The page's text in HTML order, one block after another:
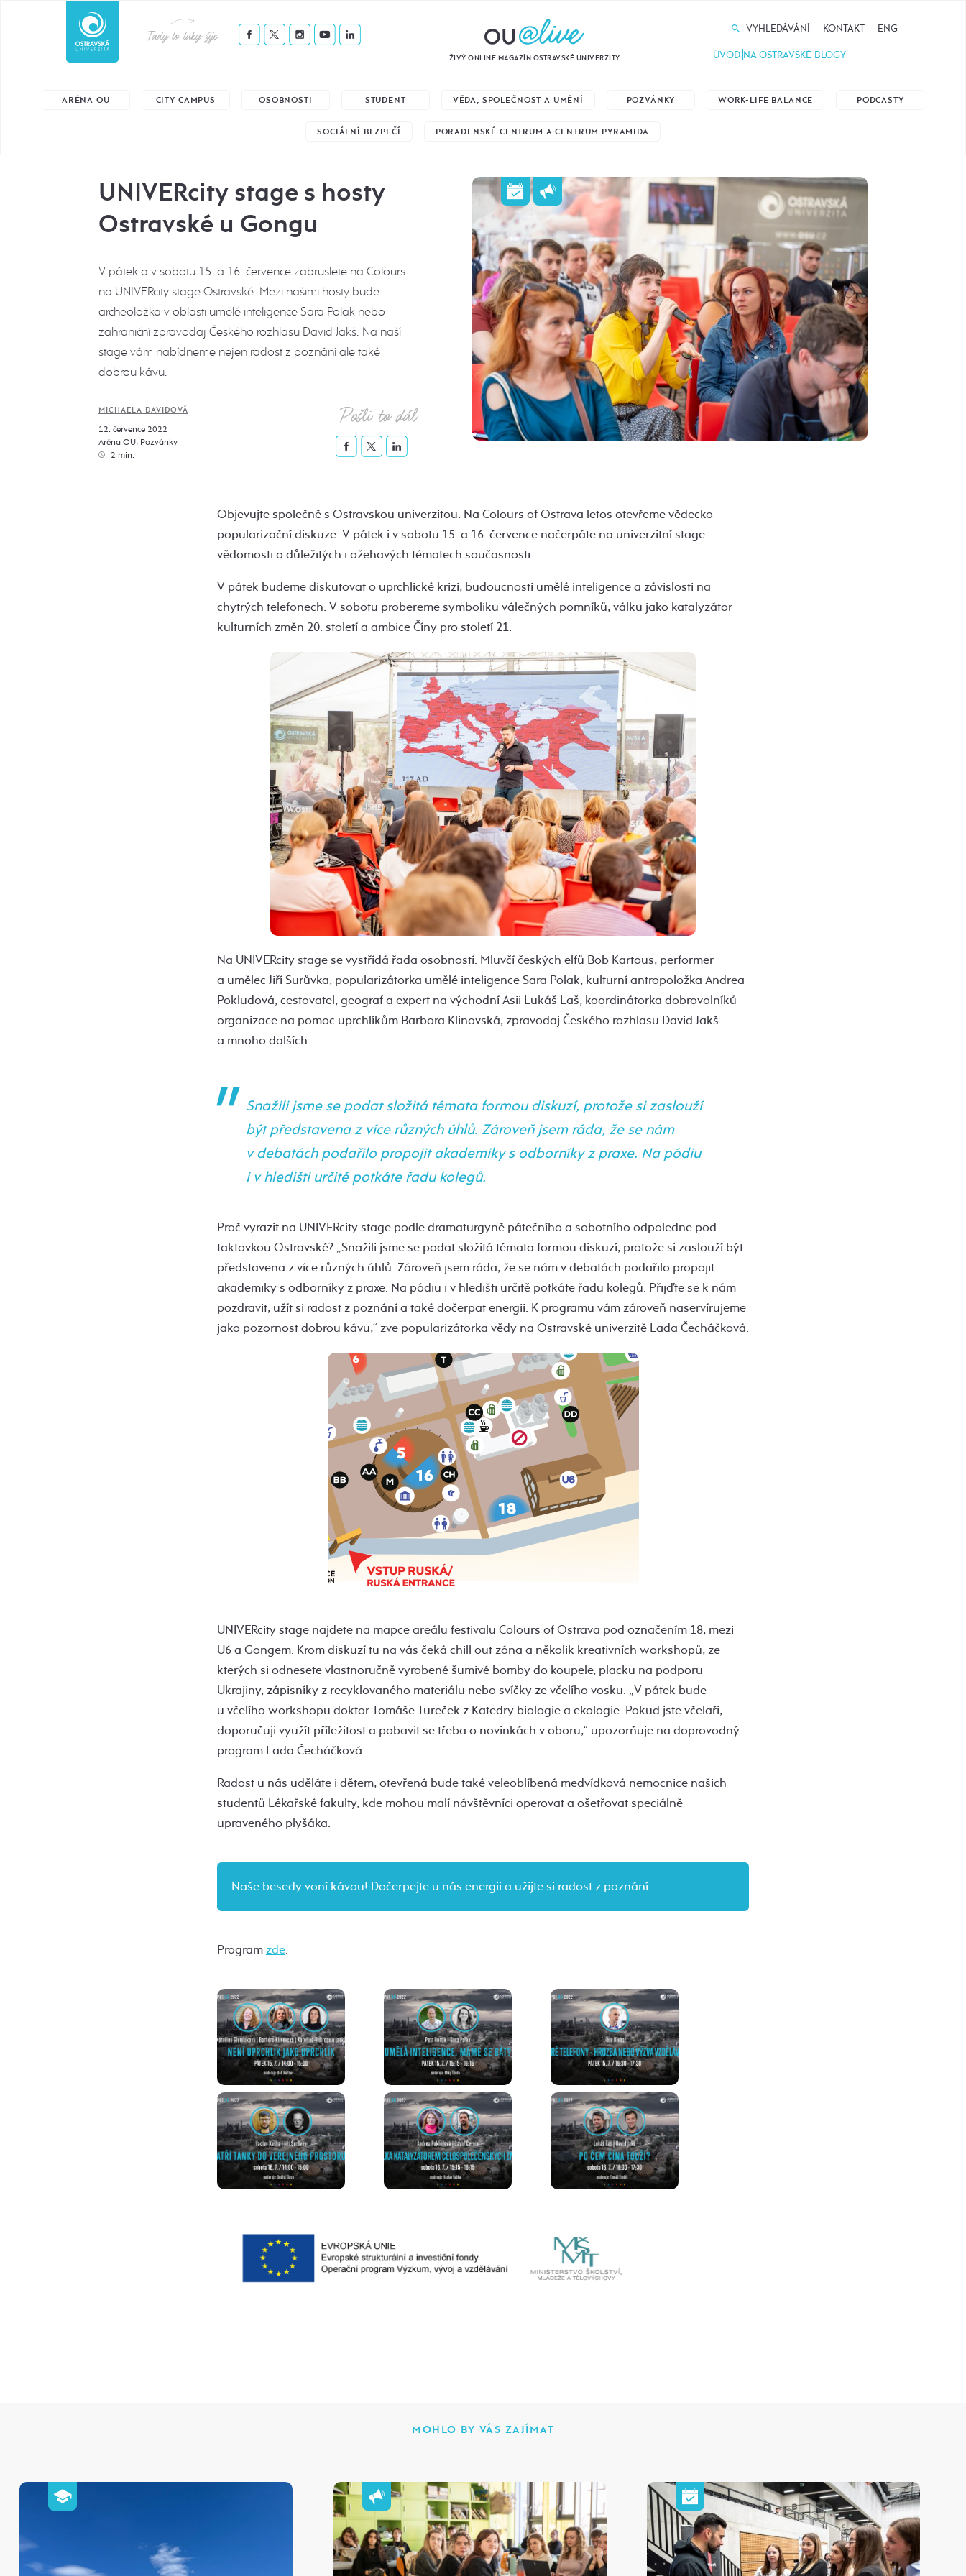
Tady to taky žije
ŽIVÝ ONLINE MAGAZÍN OSTRAVSKÉ UNIVERZITY
VYHLEDÁVÁNÍ KONTAKT ENG
ÚVOD NA OSTRAVSKÉ BLOGY
ARÉNA OU CITY CAMPUS OSOBNOSTI STUDENT VĚDA, SPOLEČNOST A UMĚNÍ POZVÁNKY WORK-LIFE BALANCE PODCASTY
SOCIÁLNÍ BEZPEČÍ PORADENSKÉ CENTRUM A CENTRUM PYRAMIDA
UNIVERcity stage s hosty
Ostravské u Gongu
V pátek a v sobotu 15. a 16. července zabruslete na Colours
na UNIVERcity stage Ostravské. Mezi našimi hosty bude
archeoložka v oblasti umělé inteligence Sara Polak nebo
zahraniční zpravodaj Českého rozhlasu David Jakš. Na naší
stage vám nabídneme nejen radost z poznání ale také
dobrou kávu.
MICHAELA DAVIDOVÁ
12. července 2022
Aréna OU, Pozvánky
2 min.
Pošli to dál
Objevujte společně s Ostravskou univerzitou. Na Colours of Ostrava letos otevřeme vědecko-
popularizační diskuze. V pátek i v sobotu 15. a 16. července načerpáte na univerzitní stage
vědomosti o důležitých i ožehavých tématech současnosti.
V pátek budeme diskutovat o uprchlické krizi, budoucnosti umělé inteligence a závislosti na
chytrých telefonech. V sobotu probereme symboliku válečných pomníků, válku jako katalyzátor
kulturních změn 20. století a ambice Číny pro století 21.
Na UNIVERcity stage se vystřídá řada osobností. Mluvčí českých elfů Bob Kartous, performer
a umělec Jiří Surůvka, popularizátorka umělé inteligence Sara Polak, kulturní antropoložka Andrea
Pokludová, cestovatel, geograf a expert na východní Asii Lukáš Laš, koordinátorka dobrovolníků
organizace na pomoc uprchlíkům Barbora Klinovská, zpravodaj Českého rozhlasu David Jakš
a mnoho dalších.
Snažili jsme se podat složitá témata formou diskuzí, protože si zaslouží
být představena z více různých úhlů. Zároveň jsem ráda, že se nám
v debatách podařilo propojit akademiky s odborníky z praxe. Na pódiu
i v hledišti určitě potkáte řadu kolegů.
Proč vyrazit na UNIVERcity stage podle dramaturgyně pátečního a sobotního odpoledne pod
taktovkou Ostravské? „Snažili jsme se podat složitá témata formou diskuzí, protože si zaslouží být
představena z více různých úhlů. Zároveň jsem ráda, že se nám v debatách podařilo propojit
akademiky s odborníky z praxe. Na pódiu i v hledišti určitě potkáte řadu kolegů. Přijďte se k nám
pozdravit, užít si radost z poznání a také dočerpat energii. K programu vám zároveň naservírujeme
jako pozornost dobrou kávu,“ zve popularizátorka vědy na Ostravské univerzitě Lada Čecháčková.
UNIVERcity stage najdete na mapce areálu festivalu Colours of Ostrava pod označením 18, mezi
U6 a Gongem. Krom diskuzí tu na vás čeká chill out zóna a několik kreativních workshopů, ze
kterých si odnesete vlastnoručně vyrobené šumivé bomby do koupele, placku na podporu
Ukrajiny, zápisníky z recyklovaného materiálu nebo svíčky ze včelího vosku. „V pátek bude
u včelího workshopu doktor Tomáše Tureček z Katedry biologie a ekologie. Pokud jste včelaři,
doporučuji využít příležitost a pobavit se třeba o novinkách v oboru,“ upozorňuje na doprovodný
program Lada Čecháčková.
Radost u nás uděláte i dětem, otevřená bude také veleoblíbená medvídková nemocnice našich
studentů Lékařské fakulty, kde mohou malí návštěvníci operovat a ošetřovat speciálně
upraveného plyšáka.
Naše besedy voní kávou! Dočerpejte u nás energii a užijte si radost z poznání.
Programzde.
MOHLO BY VÁS ZAJÍMAT